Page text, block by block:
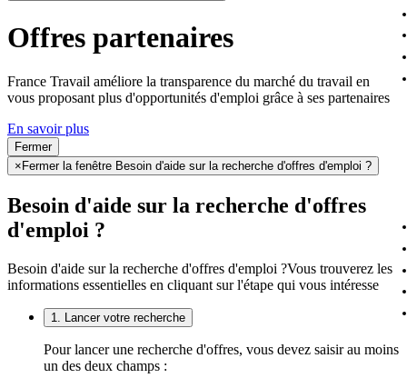
Offres partenaires
France Travail améliore la transparence du marché du travail en
vous proposant plus d'opportunités d'emploi grâce à ses partenaires
En savoir plus
Fermer
× Fermer la fenêtre Besoin d'aide sur la recherche d'offres d'emploi ?
Besoin d'aide sur la recherche d'offres
d'emploi ?
Besoin d'aide sur la recherche d'offres d'emploi ?Vous trouverez les
informations essentielles en cliquant sur l'étape qui vous intéresse
1. Lancer votre recherche
Pour lancer une recherche d'offres, vous devez saisir au moins
un des deux champs :